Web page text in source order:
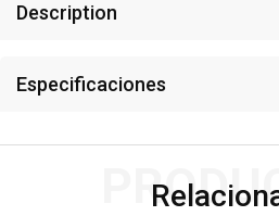
Description
Especificaciones